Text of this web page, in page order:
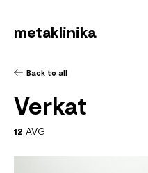
metaklinika
Back to all
Verkat
12 AVG